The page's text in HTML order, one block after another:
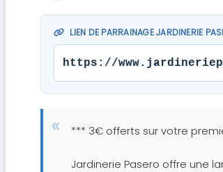
LIEN DE PARRAINAGE JARDINERIE
https://
*** 3€ offerts sur votre
Jardinerie Pasero offre une